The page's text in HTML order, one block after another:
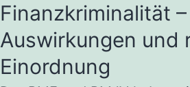
Finanzkriminalität –
Auswirkungen und
Einordnung